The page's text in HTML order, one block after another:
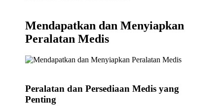
Mendapatkan dan Menyiapkan
Peralatan Medis
Peralatan dan Persediaan Medis yang
Penting